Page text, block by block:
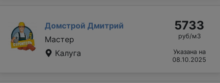
Домстрой Дмитрий
Мастер
Калуга
5733
руб/м3
Указана на
08.10.2025